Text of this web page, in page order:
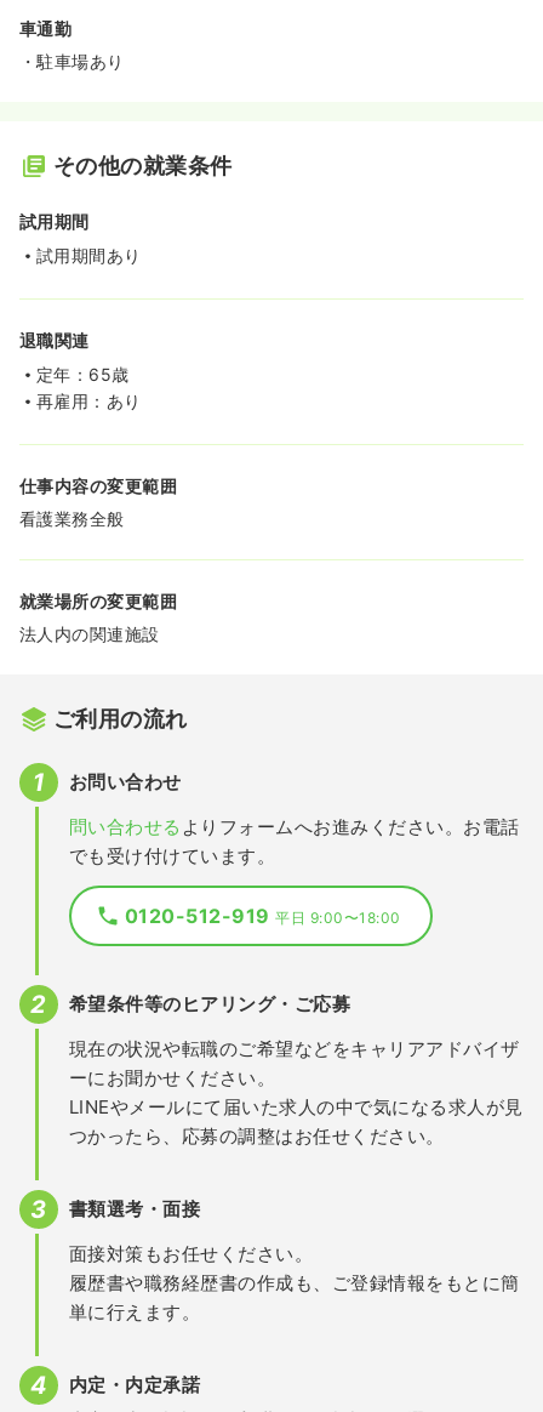
車通勤
・駐車場あり
その他の就業条件
試用期間
試用期間あり
退職関連
定年：65歳
再雇用：あり
仕事内容の変更範囲
看護業務全般
就業場所の変更範囲
法人内の関連施設
ご利用の流れ
お問い合わせ
問い合わせる よりフォームへお進みください。お電話
でも受け付けています。
0120-512-919平日 9:00〜18:00
希望条件等のヒアリング・ご応募
現在の状況や転職のご希望などをキャリアアドバイザ
ーにお聞かせください。
LINEやメールにて届いた求人の中で気になる求人が見
つかったら、応募の調整はお任せください。
書類選考・面接
面接対策もお任せください。
履歴書や職務経歴書の作成も、ご登録情報をもとに簡
単に行えます。
内定・内定承諾